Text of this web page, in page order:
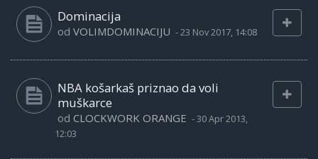
Dominacija
od VOLIMDOMINACIJU -23 Nov 2017, 14:08
NBA košarkaš priznao da voli
muškarce
od CLOCKWORK ORANGE -30 Apr 2013,
12:03